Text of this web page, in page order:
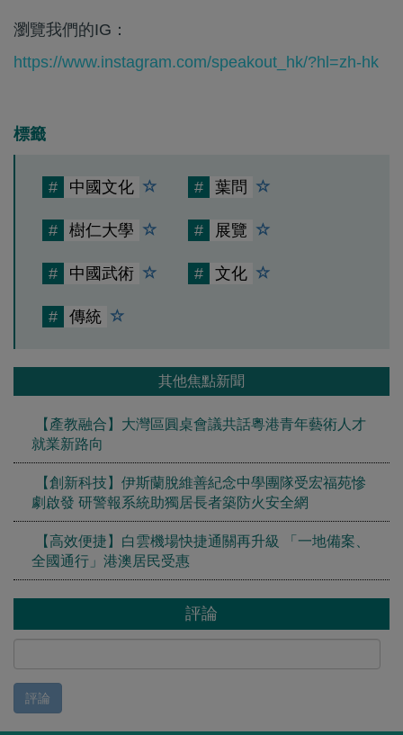
瀏覽我們的IG：
https://www.instagram.com/speakout_hk/?hl=zh-hk
標籤
# 中國文化 # 葉問
# 樹仁大學 # 展覽
# 中國武術 # 文化
# 傳統
其他焦點新聞
【產教融合】大灣區圓桌會議共話粵港青年藝術人才
就業新路向
【創新科技】伊斯蘭脫維善紀念中學團隊受宏福苑慘
劇啟發 研警報系統助獨居長者築防火安全網
【高效便捷】白雲機場快捷通關再升級 「一地備案、
全國通行」港澳居民受惠
評論
評論